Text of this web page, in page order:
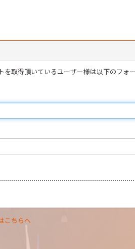
を取得頂いているユーザー様は以下のフ
こちらへ